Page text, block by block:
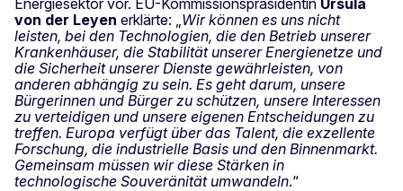
von der Leyen erklärte: „ Wir können es uns nicht
leisten, bei den Technologien, die den Betrieb unserer
Krankenhäuser, die Stabilität unserer Energienetze und
die Sicherheit unserer Dienste gewährleisten, von
anderen abhängig zu sein. Es geht darum, unsere
Bürgerinnen und Bürger zu schützen, unsere Interessen
zu verteidigen und unsere eigenen Entscheidungen zu
treffen. Europa verfügt über das Talent, die exzellente
Forschung, die industrielle Basis und den Binnenmarkt.
Gemeinsam müssen wir diese Stärken in
technologische Souveränität umwandeln.“